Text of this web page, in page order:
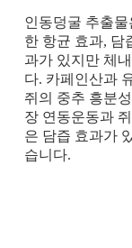
인동덩굴 추출
한 항균 효과, 담
과가 있지만 체
다. 카페인산과
쥐의 중추 흥분
장 연동운동과
은 담즙 효과가
습니다.